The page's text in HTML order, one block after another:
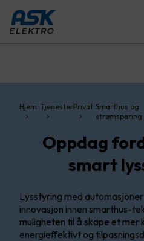
Hjem TjenesterPrivat Smarthus og
strømsparing
Oppdag
smart
Lysstyring med
innovasjon innen smarthus-
muligheten til å skape et
energieffektivt og